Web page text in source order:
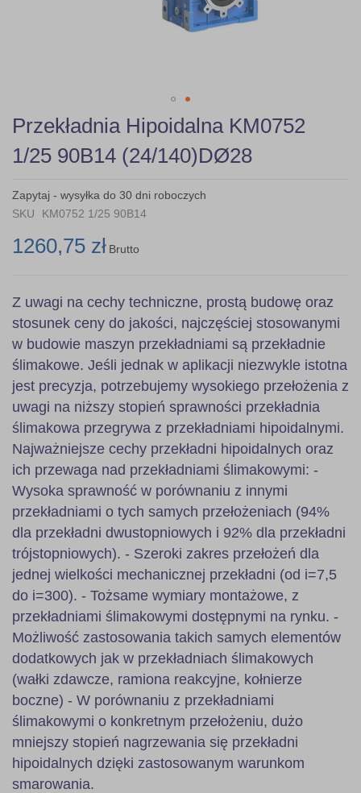
Skip
to
the
beginning
the
images
Przekładnia Hipoidalna KM0752
1/25 90B14 (24/140)DØ28
Zapytaj - wysyłka do 30 dni roboczych
SKU
KM0752 1/25 90B14
1260,75 zł Brutto
Z uwagi na cechy techniczne, prostą budowę oraz
stosunek ceny do jakości, najczęściej stosowanymi
w budowie maszyn przekładniami są przekładnie
ślimakowe. Jeśli jednak w aplikacji niezwykle istotna
jest precyzja, potrzebujemy wysokiego przełożenia z
uwagi na niższy stopień sprawności przekładnia
ślimakowa przegrywa z przekładniami hipoidalnymi.
Najważniejsze cechy przekładni hipoidalnych oraz
ich przewaga nad przekładniami ślimakowymi: -
Wysoka sprawność w porównaniu z innymi
przekładniami o tych samych przełożeniach (94%
dla przekładni dwustopniowych i 92% dla przekładni
trójstopniowych). - Szeroki zakres przełożeń dla
jednej wielkości mechanicznej przekładni (od i=7,5
do i=300). - Tożsame wymiary montażowe, z
przekładniami ślimakowymi dostępnymi na rynku. -
Możliwość zastosowania takich samych elementów
dodatkowych jak w przekładniach ślimakowych
(wałki zdawcze, ramiona reakcyjne, kołnierze
boczne) - W porównaniu z przekładniami
ślimakowymi o konkretnym przełożeniu, dużo
mniejszy stopień nagrzewania się przekładni
hipoidalnych dzięki zastosowanym warunkom
smarowania.